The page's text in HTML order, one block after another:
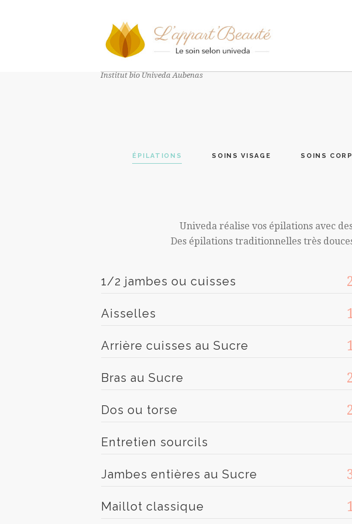
Institut bio Univeda Aubenas
ÉPILATIONS SOINS VISAGE SOINS
Univeda réalise vos épilations avec
Des épilations traditionnelles très
1/2 jambes ou cuisses
Aisselles
Arrière cuisses au Sucre
Bras au Sucre
Dos ou torse
Entretien sourcils
Jambes entières au Sucre
Maillot classique